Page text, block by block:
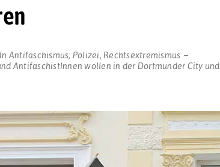
In Antifaschismus Polizei Rechtsextremismus
AntifaschistInnen wollen in der Dortmunder City und